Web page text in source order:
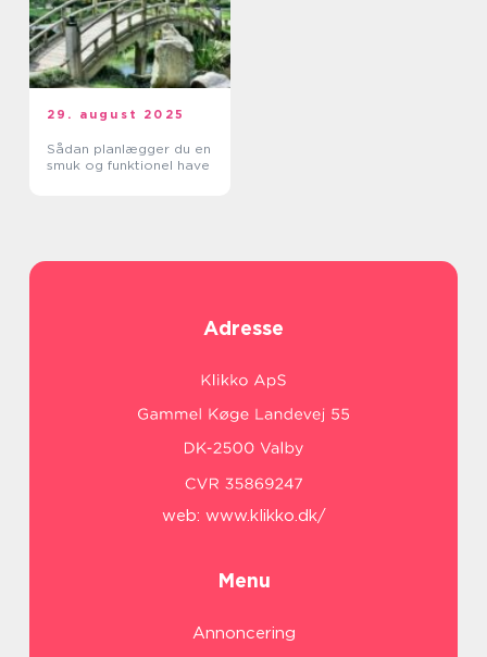
29. august 2025
Sådan planlægger du en
smuk og funktionel have
Adresse
web: www.klikko.dk/
Menu
Annoncering